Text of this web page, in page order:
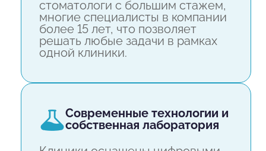
стоматологи с большим стажем,
многие специалисты в компании
более 15 лет, что позволяет
решать любые задачи в рамках
одной клиники.
современные технологии и
собственная лаборатория